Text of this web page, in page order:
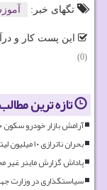
تگهای خبر:
این پست کار و
(0)
تازه ترین
آرامش بازار خودرو
بحران ناترازی ۱۰ میلیون لیتری بنزین لزوم مدیریت تقاضا و اصلاح ساختار
پاداش گزارش ماینر غیر
سیاستگذاری در وزارت